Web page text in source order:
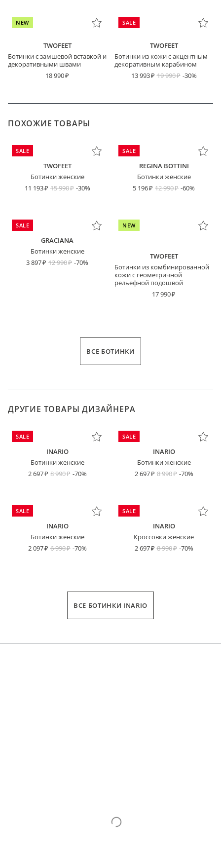
NEW
TWOFEET
Ботинки с замшевой вставкой и
декоративными швами
18 990
SALE
TWOFEET
Ботинки из кожи с акцентным
декоративным карабином
13 993
19 990 -30%
ПОХОЖИЕ ТОВАРЫ
SALE
TWOFEET
Ботинки женские
11 193
15 990 -30%
SALE
REGINA BOTTINI
Ботинки женские
5 196
12 990 -60%
SALE
GRACIANA
Ботинки женские
3 897
12 990 -70%
NEW
TWOFEET
Ботинки из комбинированной
кожи с геометричной
рельефной подошвой
17 990
ВСЕ БОТИНКИ
ДРУГИЕ ТОВАРЫ ДИЗАЙНЕРА
SALE
INARIO
Ботинки женские
2 697
8 990 -70%
SALE
INARIO
Ботинки женские
2 697
8 990 -70%
SALE
INARIO
Ботинки женские
2 097
6 990 -70%
SALE
INARIO
Кроссовки женские
2 697
8 990 -70%
ВСЕ БОТИНКИ INARIO